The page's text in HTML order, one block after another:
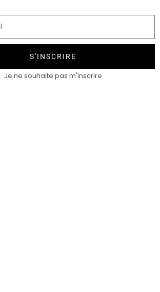
saphir vert
S'INSCRIRE
Je ne souhaite pas m'inscrire